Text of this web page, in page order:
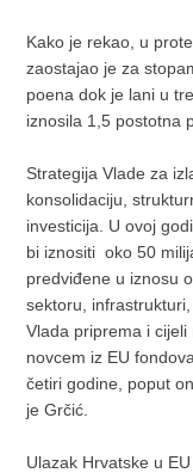
Kako je rekao, u
zaostajao je za
poena dok je lani u
iznosila 1,5 postotna
Strategija Vlade za
konsolidaciju,
investicija. U ovoj
bi iznositi oko 50
predviđene u iznosu
sektoru,
Vlada priprema i
novcem iz EU
četiri godine, poput
je Grčić.
Ulazak Hrvatske u